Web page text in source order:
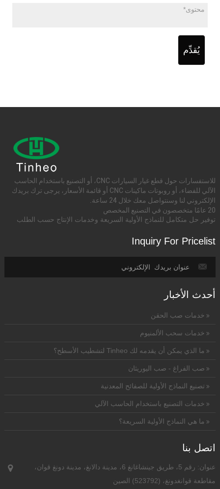
يُقدِّم
للاستفسارات حول قطع غيار السيارات CNC، أو التصنيع باستخدام الحاسب
الآلي للفضاء، أو روبوتات ماكينات CNC أو قائمة الأسعار، يرجى ترك بريدك
الإلكتروني لنا وسنتواصل معك خلال 24 ساعة.
20 عامًا متخصصون في التصنيع المخصص
توفير حل متكامل للنماذج الأولية السريعة وخدمات الإنتاج حسب الطلب
Inquiry For Pricelist
أحدث الأخبار
خدمات صب الحقن
خدمات سحب الألمنيوم
ما الذي يمكن أن يقدمه لك Tinheo لتشطيب الأسطح؟
صب الفراغ - صب اليوريثان
تصنيع النماذج الأولية للصفائح المعدنية
خدمات التصنيع باستخدام الحاسب الآلي
ما هي النماذج الأولية السريعة؟
اتصل بنا
عنوان: رقم 5، طريق جينشاغانغ 6، مدينة دالانغ، مدينة دونغ قوان،
مقاطعة قوانغدونغ، (523792) الصين